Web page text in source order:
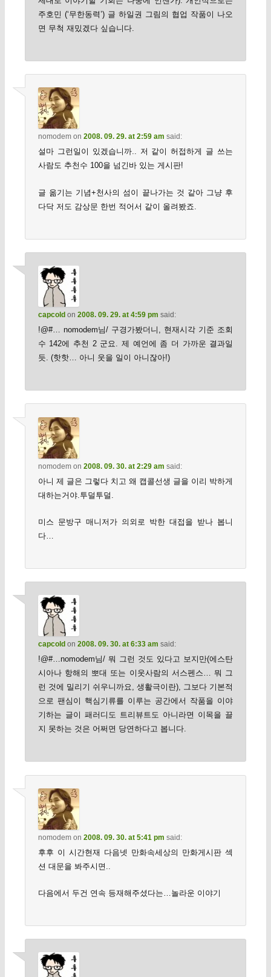
주호민 (‘무한동력’) 글 하일권 그림의 협업 작품이 나오
면 무척 재밌겠다 싶습니다.
nomodemon 2008. 09. 29. at 2:59 am said:
설마 그런일이 있겠습니까.. 저 같이 허접하게 글 쓰는
사람도 추천수 100을 넘긴바 있는 게시판!
글 옮기는 기념+천사의 섬이 끝나가는 것 같아 그냥 후
다닥 저도 감상문 한번 적어서 같이 올려봤죠.
capcold on 2008. 09. 29. at 4:59 pm said:
!@#… nomodem님/ 구경가봤더니, 현재시각 기준 조회
수 142에 추천 2 군요. 제 예언에 좀 더 가까운 결과일
듯. (핫핫… 아니 웃을 일이 아니잖아!)
nomodemon 2008. 09. 30. at 2:29 am said:
아니 제 글은 그렇다 치고 왜 캡콜선생 글을 이리 박하게
대하는거야.투덜투덜.
미스 문방구 매니저가 의외로 박한 대접을 받나 봅니
다…
capcold on 2008. 09. 30. at 6:33 am said:
!@#…nomodem님/ 뭐 그런 것도 있다고 보지만(에스탄
시아나 항해의 뽀대 또는 이웃사람의 서스펜스… 뭐 그
런 것에 밀리기 쉬우니까요, 생활극이란), 그보다 기본적
으로 팬심이 핵심기류를 이루는 공간에서 작품을 이야
기하는 글이 패러디도 트리뷰트도 아니라면 이목을 끌
지 못하는 것은 어쩌면 당연하다고 봅니다.
nomodemon 2008. 09. 30. at 5:41 pm said:
후후 이 시간현재 다음넷 만화속세상의 만화게시판 섹
션 대문을 봐주시면..
다음에서 두건 연속 등재해주셨다는…놀라운 이야기